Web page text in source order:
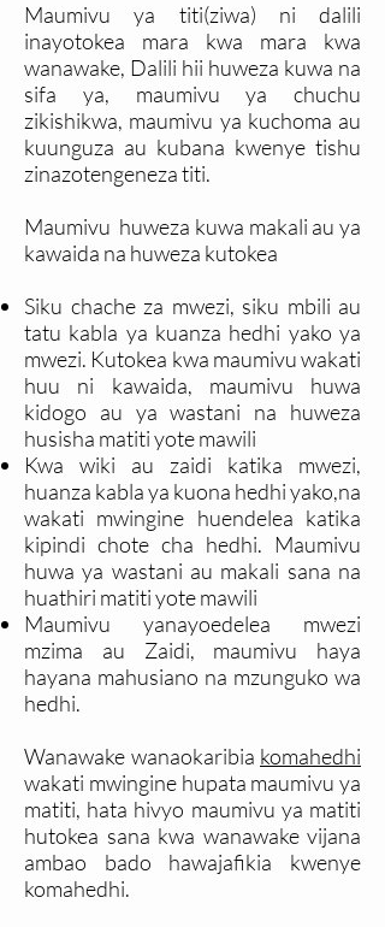
Maumivu ya titi(ziwa) ni dalili
inayotokea mara kwa mara kwa
wanawake, Dalili hii huweza kuwa na
sifa ya, maumivu ya chuchu
zikishikwa, maumivu ya kuchoma au
kuunguza au kubana kwenye tishu
zinazotengeneza titi.
Maumivu huweza kuwa makali au ya
kawaida na huweza kutokea
Siku chache za mwezi, siku mbili au
tatu kabla ya kuanza hedhi yako ya
mwezi. Kutokea kwa maumivu wakati
huu ni kawaida, maumivu huwa
kidogo au ya wastani na huweza
husisha matiti yote mawili
Kwa wiki au zaidi katika mwezi,
huanza kabla ya kuona hedhi yako,na
wakati mwingine huendelea katika
kipindi chote cha hedhi. Maumivu
huwa ya wastani au makali sana na
huathiri matiti yote mawili
Maumivu yanayoedelea mwezi
mzima au Zaidi, maumivu haya
hayana mahusiano na mzunguko wa
hedhi.
Wanawake wanaokaribia komahedhi
wakati mwingine hupata maumivu ya
matiti, hata hivyo maumivu ya matiti
hutokea sana kwa wanawake vijana
ambao bado hawajafikia kwenye
komahedhi.